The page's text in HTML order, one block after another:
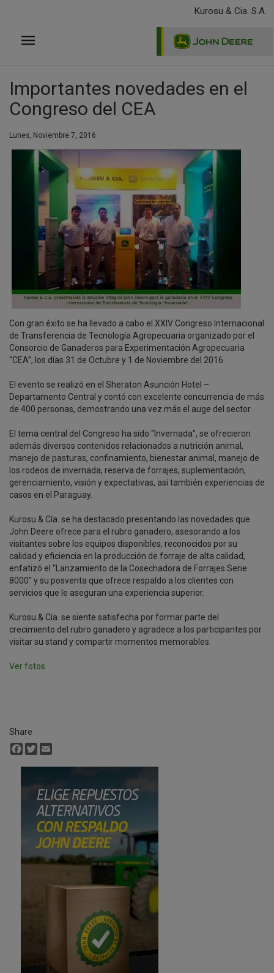
principal
Kurosu & Cia. S.A.
Importantes novedades en el
Congreso del CEA
Lunes, Noviembre 7, 2016
Con gran éxito se ha llevado a cabo el XXIV Congreso Internacional
de Transferencia de Tecnología Agropecuaria organizado por el
Consorcio de Ganaderos para Experimentación Agropecuaria
“CEA”, los días 31 de Octubre y 1 de Noviembre del 2016.
El evento se realizó en el Sheraton Asunción Hotel –
Departamento Central y contó con excelente concurrencia de más
de 400 personas, demostrando una vez más el auge del sector.
El tema central del Congreso ha sido “Invernada”, se ofrecieron
además diversos contenidos relacionados a nutrición animal,
manejo de pasturas, confinamiento, bienestar animal, manejo de
los rodeos de invernada, reserva de forrajes, suplementación,
gerenciamiento, visión y expectativas, así también experiencias de
casos en el Paraguay.
Kurosu & Cía. se ha destacado presentando las novedades que
John Deere ofrece para el rubro ganadero, asesorando a los
visitantes sobre los equipos disponibles, reconocidos por su
calidad y eficiencia en la producción de forraje de alta calidad,
enfatizó el “Lanzamiento de la Cosechadora de Forrajes Serie
8000” y su posventa que ofrece respaldo a los clientes con
servicios que le aseguran una experiencia superior.
Kurosu & Cía. se siente satisfecha por formar parte del
crecimiento del rubro ganadero y agradece a los participantes por
visitar su stand y compartir momentos memorables.
Ver fotos
Share
Facebook
Twitter